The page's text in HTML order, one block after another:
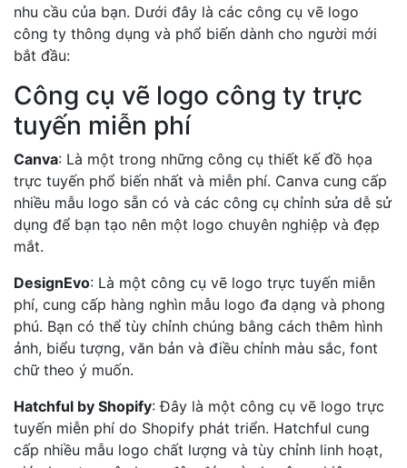
nhu cầu của bạn. Dưới đây là các công cụ vẽ logo
công ty thông dụng và phổ biến dành cho người mới
bắt đầu:
Công cụ vẽ logo công ty trực
tuyến miễn phí
Canva: Là một trong những công cụ thiết kế đồ họa
trực tuyến phổ biến nhất và miễn phí. Canva cung cấp
nhiều mẫu logo sẵn có và các công cụ chỉnh sửa dễ sử
dụng để bạn tạo nên một logo chuyên nghiệp và đẹp
mắt.
DesignEvo: Là một công cụ vẽ logo trực tuyến miễn
phí, cung cấp hàng nghìn mẫu logo đa dạng và phong
phú. Bạn có thể tùy chỉnh chúng bằng cách thêm hình
ảnh, biểu tượng, văn bản và điều chỉnh màu sắc, font
chữ theo ý muốn.
Hatchful by Shopify: Đây là một công cụ vẽ logo trực
tuyến miễn phí do Shopify phát triển. Hatchful cung
cấp nhiều mẫu logo chất lượng và tùy chỉnh linh hoạt,